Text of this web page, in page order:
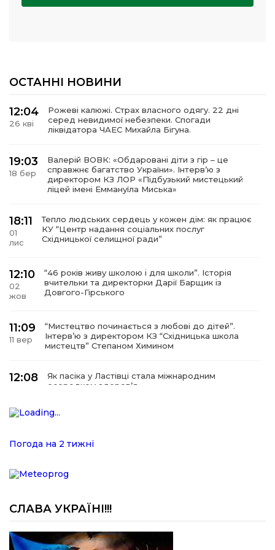
ОСТАННІ НОВИНИ
12:04
26 кві
Рожеві калюжі. Страх власного одягу. 22 дні
серед невидимої небезпеки. Спогади
ліквідатора ЧАЕС Михайла Бігуна.
19:03
18 бер
Валерій ВОВК: «Обдаровані діти з гір – це
справжнє багатство України». Інтервʼю з
директором КЗ ЛОР «Підбузький мистецький
ліцей імені Еммануїла Миська»
18:11
01
лис
Тепло людських сердець у кожен дім: як працює
КУ “Центр надання соціальних послуг
Східницької селищної ради”
12:10
02
жов
“46 років живу школою і для школи”. Історія
вчительки та директорки Дарії Барщик із
Довгого-Гірського
11:09
11 вер
“Мистецтво починається з любові до дітей”.
Інтерв’ю з директором КЗ “Східницька школа
мистецтв” Степаном Химином
12:08
Як пасіка у Ластівці стала міжнародним
осередком здоров’я
15 лип
“Респект — Гаївка”
17:07
Віра, що не згасає. Історія сили духу,
Баброцяк
20:06
24 чер
Нескорена сила зі Східниці. Анна Іроденко –
абсолютна чемпіонка Європи з армреслінгу
Погода на 2 тижні
СЛАВА УКРАЇНІ!!!